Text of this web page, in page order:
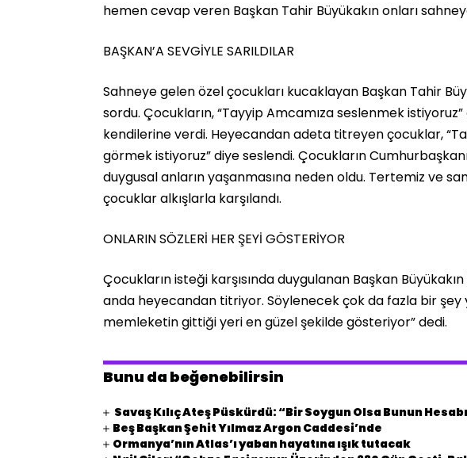
hemen cevap veren Başkan Tahir Büyükakın onları
BAŞKAN’A SEVGİYLE SARILDILAR
Sahneye gelen özel çocukları kucaklayan Başkan Tahir
sordu. Çocukların, “Tayyip Amcamıza seslenmek
kendilerine verdi. Heyecandan adeta titreyen çocuklar,
görmek istiyoruz” diye seslendi. Çocukların
duygusal anların yaşanmasına neden oldu. Tertemiz ve
çocuklar alkışlarla karşılandı.
ONLARIN SÖZLERİ HER ŞEYİ GÖSTERİYOR
Çocukların isteği karşısında duygulanan Başkan Büyükakın
anda heyecandan titriyor. Söylenecek çok da fazla bir şey
memleketin gittiği yeri en güzel şekilde gösteriyor” dedi.
Bunu da beğenebilirsin
Savaş Kılıç Ateş Püskürdü: “Bir Soygun Olsa Bunun
Beş Başkan Şehit Yılmaz Argon Caddesi’nde
Ormanya’nın Atlas’ı yaban hayatına ışık tutacak